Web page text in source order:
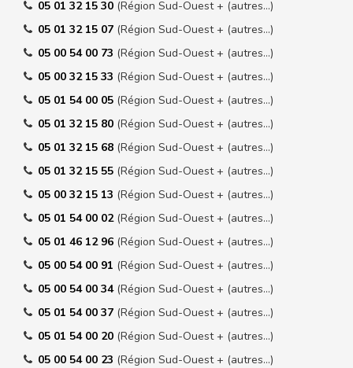
05 01 32 15 30 (Région Sud-Ouest + (autres…)
05 01 32 15 07 (Région Sud-Ouest + (autres…)
05 00 54 00 73 (Région Sud-Ouest + (autres…)
05 00 32 15 33 (Région Sud-Ouest + (autres…)
05 01 54 00 05 (Région Sud-Ouest + (autres…)
05 01 32 15 80 (Région Sud-Ouest + (autres…)
05 01 32 15 68 (Région Sud-Ouest + (autres…)
05 01 32 15 55 (Région Sud-Ouest + (autres…)
05 00 32 15 13 (Région Sud-Ouest + (autres…)
05 01 54 00 02 (Région Sud-Ouest + (autres…)
05 01 46 12 96 (Région Sud-Ouest + (autres…)
05 00 54 00 91 (Région Sud-Ouest + (autres…)
05 00 54 00 34 (Région Sud-Ouest + (autres…)
05 01 54 00 37 (Région Sud-Ouest + (autres…)
05 01 54 00 20 (Région Sud-Ouest + (autres…)
05 00 54 00 23 (Région Sud-Ouest + (autres…)